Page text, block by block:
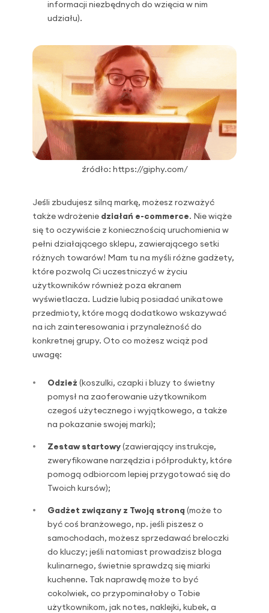
informacji niezbędnych do wzięcia w nim
udziału).
źródło: https://giphy.com/
Jeśli zbudujesz silną markę, możesz rozważyć
także wdrożenie działań e-commerce. Nie wiąże
się to oczywiście z koniecznością uruchomienia w
pełni działającego sklepu, zawierającego setki
różnych towarów! Mam tu na myśli różne gadżety,
które pozwolą Ci uczestniczyć w życiu
użytkowników również poza ekranem
wyświetlacza. Ludzie lubią posiadać unikatowe
przedmioty, które mogą dodatkowo wskazywać
na ich zainteresowania i przynależność do
konkretnej grupy. Oto co możesz wciąż pod
uwagę:
Odzież (koszulki, czapki i bluzy to świetny
pomysł na zaoferowanie użytkownikom
czegoś użytecznego i wyjątkowego, a także
na pokazanie swojej marki);
Zestaw startowy (zawierający instrukcje,
zweryfikowane narzędzia i półprodukty, które
pomogą odbiorcom lepiej przygotować się do
Twoich kursów);
Gadżet związany z Twoją stroną (może to
być coś branżowego, np. jeśli piszesz o
samochodach, możesz sprzedawać breloczki
do kluczy; jeśli natomiast prowadzisz bloga
kulinarnego, świetnie sprawdzą się miarki
kuchenne. Tak naprawdę może to być
cokolwiek, co przypominałoby o Tobie
użytkownikom, jak notes, naklejki, kubek, a